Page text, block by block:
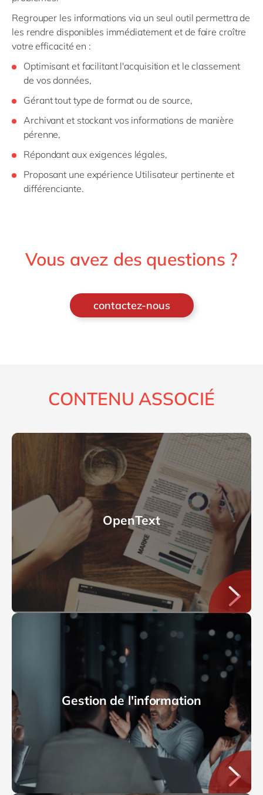
Regrouper les informations via un seul outil permettra de
les rendre disponibles immédiatement et de faire croître
votre efficacité en :
Optimisant et facilitant l'acquisition et le classement
de vos données,
Gérant tout type de format ou de source,
Archivant et stockant vos informations de manière
pérenne,
Répondant aux exigences légales,
Proposant une expérience Utilisateur pertinente et
différenciante.
Vous avez des questions ?
contactez-nous
CONTENU ASSOCIÉ
OpenText
Gestion de l'information